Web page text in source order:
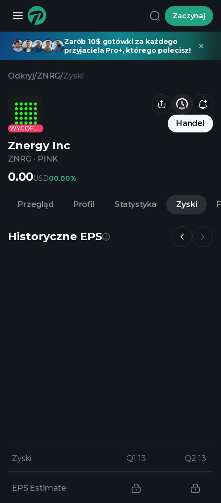
Zaczynaj
Zarób 10$ gotówki za każdego
przyjaciela Pro+, którego polecisz!
Odkryj/ZNRG/Zyski
WYCOFANE
Handel
Znergy Inc
ZNRG · PINK
0.00USD00.00%
Przegląd Profil Statystyka Zyski
Historyczne EPS
Zyski Q1 13 Q2 13
Zyski Q1 13 Q2 13
EPS Estimate